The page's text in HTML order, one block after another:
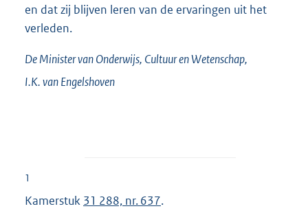
en dat zij blijven leren van de ervaringen uit het
verleden.
De Minister van Onderwijs, Cultuur en Wetenschap,
I.K. vanEngelshoven
1
Kamerstuk 31 288, nr. 637.